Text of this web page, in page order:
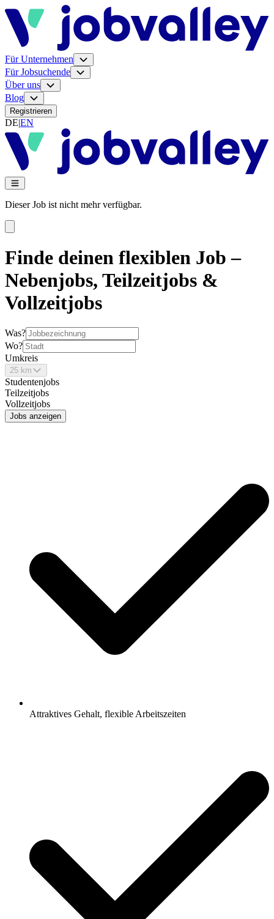
Für Unternehmen
Für Jobsuchende
Über uns
Blog
Registrieren
DE|EN
Dieser Job ist nicht mehr verfügbar.
Finde deinen flexiblen Job –
Nebenjobs, Teilzeitjobs &
Vollzeitjobs
Was?
Wo?
Umkreis
25 km
Studentenjobs
Teilzeitjobs
Vollzeitjobs
Jobs anzeigen
Attraktives Gehalt, flexible Arbeitszeiten